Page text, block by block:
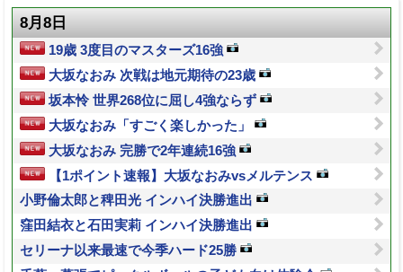
8月8日
19歳 3度目のマスターズ16強
大坂なおみ 次戦は地元期待の23歳
坂本怜 世界268位に屈し4強ならず
大坂なおみ「すごく楽しかった」
大坂なおみ 完勝で2年連続16強
【1ポイント速報】大坂なおみvsメルテンス
小野倫太郎と稗田光 インハイ決勝進出
窪田結衣と石田実莉 インハイ決勝進出
セリーナ以来最速で今季ハード25勝